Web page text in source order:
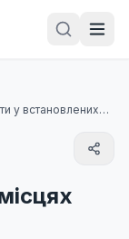
у встановлених